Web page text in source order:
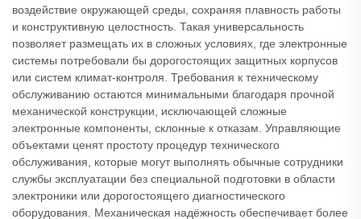
воздействие окружающей среды, сохраняя плавность работы
и конструктивную целостность. Такая универсальность
позволяет размещать их в сложных условиях, где электронные
системы потребовали бы дорогостоящих защитных корпусов
или систем климат-контроля. Требования к техническому
обслуживанию остаются минимальными благодаря прочной
механической конструкции, исключающей сложные
электронные компоненты, склонные к отказам. Управляющие
объектами ценят простоту процедур технического
обслуживания, которые могут выполнять обычные сотрудники
службы эксплуатации без специальной подготовки в области
электроники или дорогостоящего диагностического
оборудования. Механическая надёжность обеспечивает более